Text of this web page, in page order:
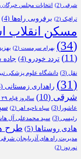
شرقی (2) انتخابات مجلس
ترافیک (2) برفروبی راه‌ها (4)
مسکن انقلاب
(34)
بهرام سرمست (2)
(11)
تردد خودرو (4) جاده
نقل (3) دانشگاه علوم پزشکی
(31)
راهداری زمستانی (4)
شرقی (10) سالروز قیام ۲۹ بهمن مردم تبریز
عاشورا
(3) سپاه ناحیه اهر (2)
رئیسی (3) سید محمدعلی آل
هادی روستاها (5) طرح
مدیریت راه های آذربایجان
نوردوز (2)